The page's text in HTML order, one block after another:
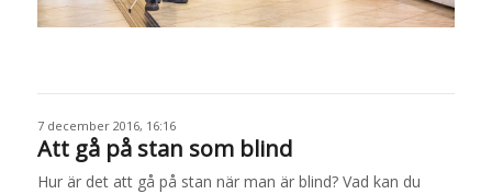
7 december 2016, 16:16
Att gå på stan som blind
Hur är det att gå på stan när man är blind? Vad kan du